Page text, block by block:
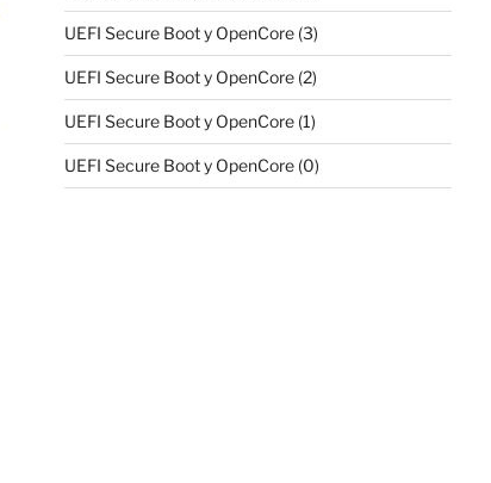
UEFI Secure Boot y OpenCore (3)
UEFI Secure Boot y OpenCore (2)
UEFI Secure Boot y OpenCore (1)
UEFI Secure Boot y OpenCore (0)